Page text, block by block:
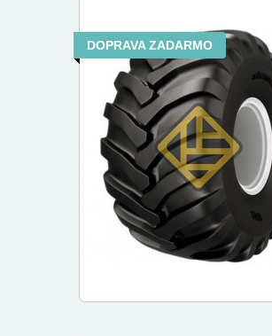
DOPRAVA ZADARMO